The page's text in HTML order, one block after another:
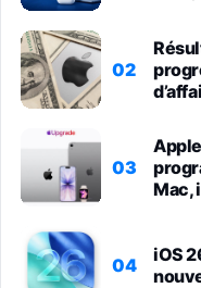
02
03
Mac,
04
iOS